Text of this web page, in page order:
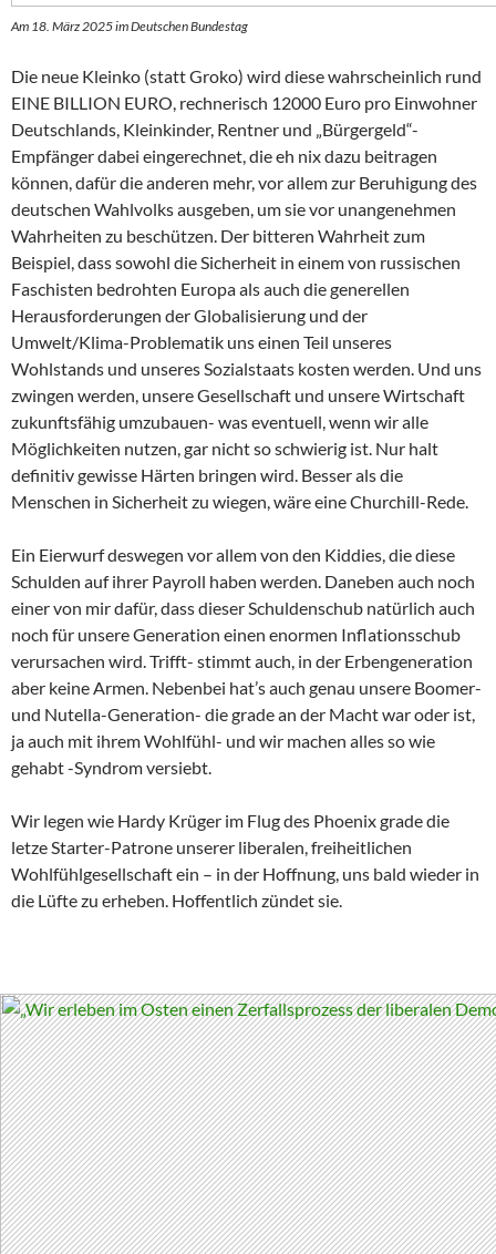
Am 18. März 2025 im Deutschen Bundestag
Die neue Kleinko (statt Groko) wird diese wahrscheinlich rund
EINE BILLION EURO, rechnerisch 12000 Euro pro Einwohner
Deutschlands, Kleinkinder, Rentner und „Bürgergeld“-
Empfänger dabei eingerechnet, die eh nix dazu beitragen
können, dafür die anderen mehr, vor allem zur Beruhigung des
deutschen Wahlvolks ausgeben, um sie vor unangenehmen
Wahrheiten zu beschützen. Der bitteren Wahrheit zum
Beispiel, dass sowohl die Sicherheit in einem von russischen
Faschisten bedrohten Europa als auch die generellen
Herausforderungen der Globalisierung und der
Umwelt/Klima-Problematik uns einen Teil unseres
Wohlstands und unseres Sozialstaats kosten werden. Und uns
zwingen werden, unsere Gesellschaft und unsere Wirtschaft
zukunftsfähig umzubauen- was eventuell, wenn wir alle
Möglichkeiten nutzen, gar nicht so schwierig ist. Nur halt
definitiv gewisse Härten bringen wird. Besser als die
Menschen in Sicherheit zu wiegen, wäre eine Churchill-Rede.
Ein Eierwurf deswegen vor allem von den Kiddies, die diese
Schulden auf ihrer Payroll haben werden. Daneben auch noch
einer von mir dafür, dass dieser Schuldenschub natürlich auch
noch für unsere Generation einen enormen Inflationsschub
verursachen wird. Trifft- stimmt auch, in der Erbengeneration
aber keine Armen. Nebenbei hat’s auch genau unsere Boomer-
und Nutella-Generation- die grade an der Macht war oder ist,
ja auch mit ihrem Wohlfühl- und wir machen alles so wie
gehabt -Syndrom versiebt.
Wir legen wie Hardy Krüger im Flug des Phoenix grade die
letze Starter-Patrone unserer liberalen, freiheitlichen
Wohlfühlgesellschaft ein – in der Hoffnung, uns bald wieder in
die Lüfte zu erheben. Hoffentlich zündet sie.